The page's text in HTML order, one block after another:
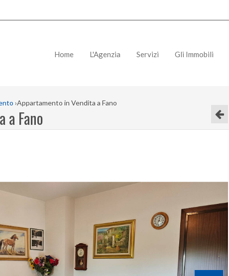
Home L'Agenzia Servizi Gli Immobili
›Appartamento in Vendita a Fano
a Fano